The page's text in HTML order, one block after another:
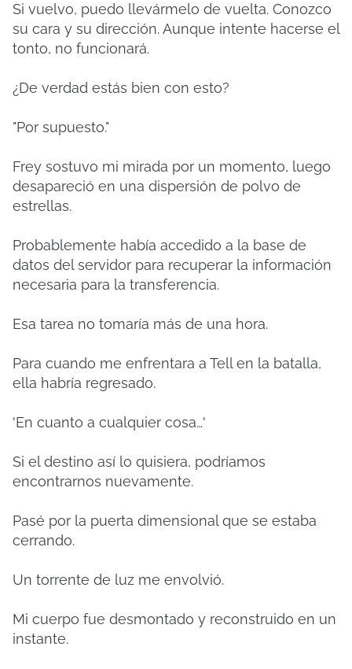
Si vuelvo, puedo llevármelo de vuelta. Conozco
su cara y su dirección. Aunque intente hacerse el
tonto, no funcionará.
¿De verdad estás bien con esto?
"Por supuesto."
Frey sostuvo mi mirada por un momento, luego
desapareció en una dispersión de polvo de
estrellas.
Probablemente había accedido a la base de
datos del servidor para recuperar la información
necesaria para la transferencia.
Esa tarea no tomaría más de una hora.
Para cuando me enfrentara a Tell en la batalla,
ella habría regresado.
'En cuanto a cualquier cosa…'
Si el destino así lo quisiera, podríamos
encontrarnos nuevamente.
Pasé por la puerta dimensional que se estaba
cerrando.
Un torrente de luz me envolvió.
Mi cuerpo fue desmontado y reconstruido en un
instante.